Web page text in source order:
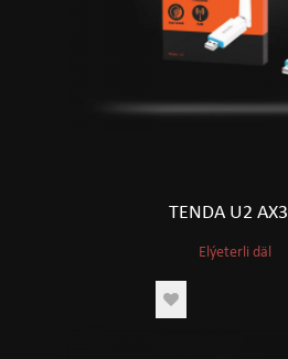
TENDA U2
Elýeterli däl